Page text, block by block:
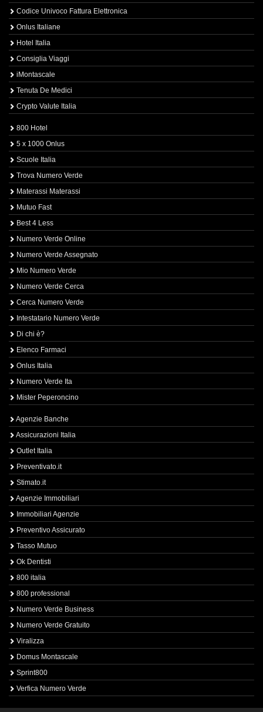
Codice Univoco Fattura Elettronica
Onlus Italiane
Hotel Italia
Consiglia Viaggi
iMontascale
Tenuta De Medici
Crypto Valute Italia
800 Hotel
5 x 1000 Onlus
Scuole Italia
Trova Numero Verde
Materassi Materassi
Mutuo Fast
Best 4 Less
Numero Verde Online
Numero Verde Assegnato
Mio Numero Verde
Numero Verde Cerca
Cerca Numero Verde
Intestatario Numero Verde
Di chi è?
Elenco Farmaci
Onlus Italia
Numero Verde Ita
Mister Peperoncino
Agenzie Banche
Assicurazioni Italia
Outlet Italia
Preventivato.it
Stimato.it
Agenzie Immobiliari
Immobiliari Agenzie
Preventivo Assicurato
Tasso Mutuo
Ok Dentisti
800 italia
800 professional
Numero Verde Business
Numero Verde Gratuito
Viralizza
Domus Montascale
Sprint800
Verfica Numero Verde